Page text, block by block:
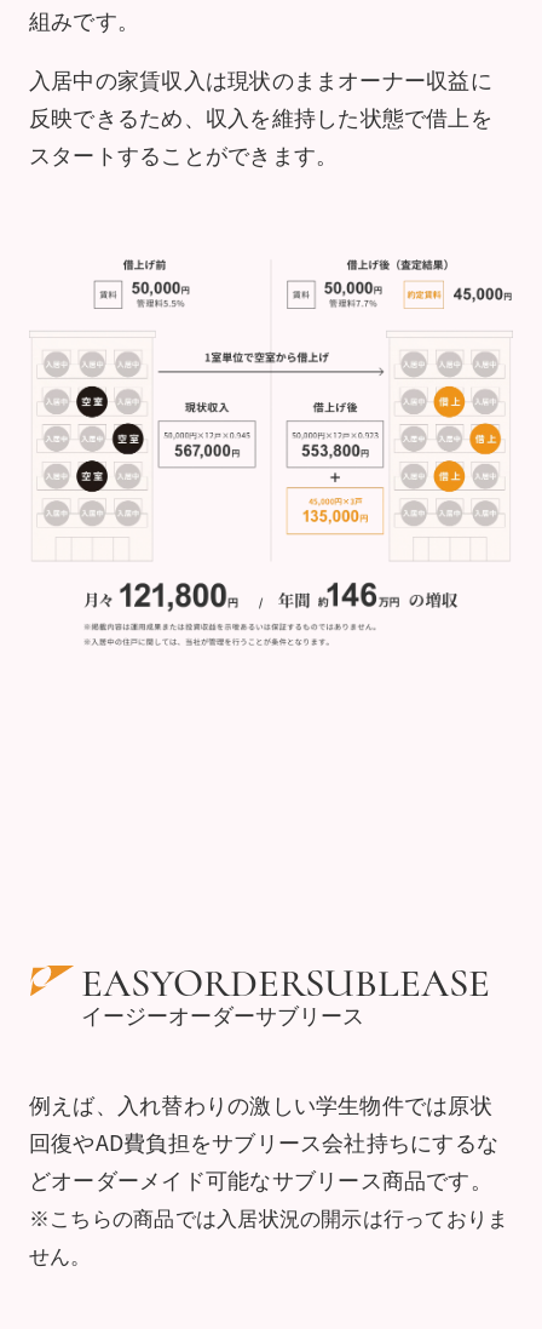
組みです。
入居中の家賃収入は現状のままオーナー収益に
反映できるため、 収入を維持した状態で借上を
スタートすることができます。
EASYORDERSUBLEASE
イージーオーダーサブリース
例えば、入れ替わりの激しい学生物件では原状
回復やAD費負担をサブリース会社持ちにするな
どオーダーメイド可能なサブリース商品です。
※こちらの商品では入居状況の開示は行っておりま
せん。